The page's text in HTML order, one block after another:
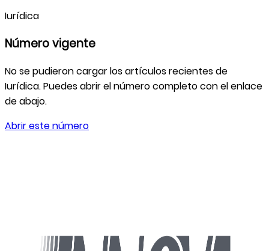
Iurídica
Número vigente
No se pudieron cargar los artículos recientes de
Iurídica. Puedes abrir el número completo con el enlace
de abajo.
Abrir este número